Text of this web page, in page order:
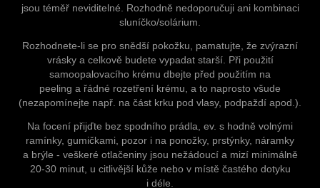
jsou téměř neviditelné. Rozhodně nedoporučuji ani kombinaci
sluníčko/solárium.
Rozhodnete-li se pro snědší pokožku, pamatujte, že zvýrazní
vrásky a celkově budete vypadat starší. Při použití
samoopalovacího krému dbejte před použitím na
peeling a řádné rozetření krému, a to naprosto všude
(nezapomínejte např. na část krku pod vlasy, podpaždí apod.).
Na focení přijďte bez spodního prádla, ev. s hodně volnými
ramínky, gumičkami, pozor i na ponožky, prstýnky, náramky
a brýle - veškeré otlačeniny jsou nežádoucí a mizí minimálně
20-30 minut, u citlivější kůže nebo v místě častého dotyku
i déle.